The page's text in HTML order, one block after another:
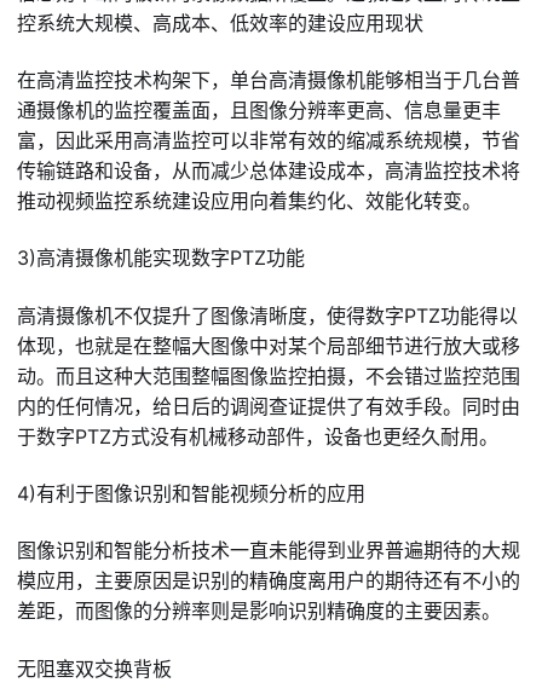
控系统大规模、高成本、低效率的建设应用现状
在高清监控技术构架下，单台高清摄像机能够相当于几台普
通摄像机的监控覆盖面，且图像分辨率更高、信息量更丰
富，因此采用高清监控可以非常有效的缩减系统规模，节省
传输链路和设备，从而减少总体建设成本，高清监控技术将
推动视频监控系统建设应用向着集约化、效能化转变。
3)高清摄像机能实现数字PTZ功能
高清摄像机不仅提升了图像清晰度，使得数字PTZ功能得以
体现，也就是在整幅大图像中对某个局部细节进行放大或移
动。而且这种大范围整幅图像监控拍摄，不会错过监控范围
内的任何情况，给日后的调阅查证提供了有效手段。同时由
于数字PTZ方式没有机械移动部件，设备也更经久耐用。
4)有利于图像识别和智能视频分析的应用
图像识别和智能分析技术一直未能得到业界普遍期待的大规
模应用，主要原因是识别的精确度离用户的期待还有不小的
差距，而图像的分辨率则是影响识别精确度的主要因素。
无阻塞双交换背板